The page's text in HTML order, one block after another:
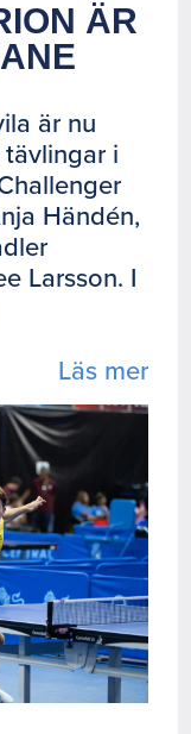
ÄR
är nu
i
Händén,
Larsson. I
Läs mer